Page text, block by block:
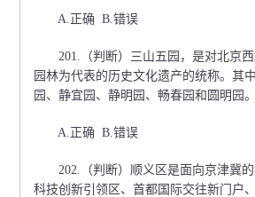
A.正确 B.错误
201.（判断）三山五园，是对北京西
园林为代表的历史文化遗产的统称。其
园、静宜园、静明园、畅春园和圆明
A.正确 B.错误
202.（判断）顺义区是面向京津冀的
科技创新引领区、首都国际交往新门户